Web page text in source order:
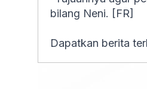
bilang Neni. [FR]
Dapatkan berita